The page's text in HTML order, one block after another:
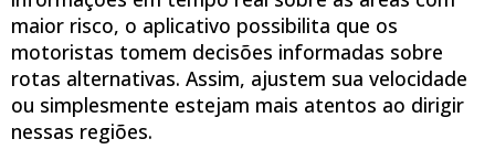
maior risco, o aplicativo possibilita que os
motoristas tomem decisões informadas sobre
rotas alternativas. Assim, ajustem sua velocidade
ou simplesmente estejam mais atentos ao dirigir
nessas regiões.